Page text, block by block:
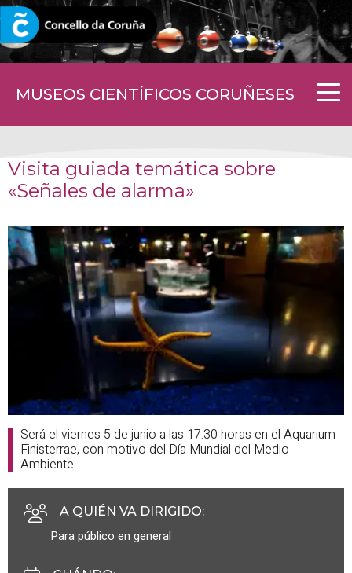
MUSEOS CIENTÍFICOS CORUÑESES
CORUNA.GAL
Visita guiada temática sobre
«Señales de alarma»
Será el viernes 5 de junio a las 17.30 horas en el Aquarium
Finisterrae, con motivo del Día Mundial del Medio
Ambiente
A QUIÉN VA DIRIGIDO:
Para público en general